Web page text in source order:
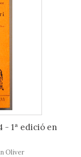
- 1ª edició en
Oliver